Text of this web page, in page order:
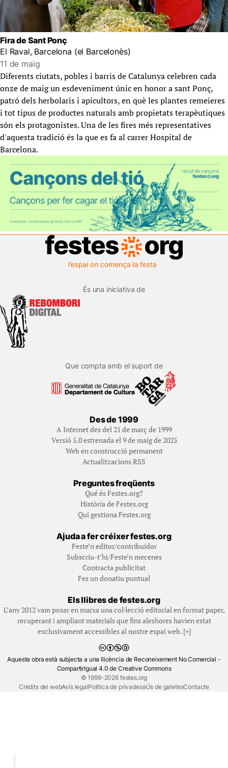
Fira de Sant Ponç
El Raval, Barcelona (el Barcelonès)
11 de maig
Diferents ciutats, pobles i barris de Catalunya celebren cada
onze de maig un esdeveniment únic en honor a sant Ponç,
patró dels herbolaris i apicultors, en què les plantes remeieres
i tot tipus de productes naturals amb propietats terapèutiques
són els protagonistes. Una de les fires més representatives
d'aquesta tradició és la que es fa al carrer Hospital de
Barcelona.
És una iniciativa de
Que compta amb el suport de
Des de 1999
A Internet des del 21 de març de 1999
Versió 5.0 estrenada el 9 de maig de 2025
Web en construcció permanent
Actualitzacions RSS
Preguntes freqüents
Qué és Festes.org?
Història de Festes.org
Qui gestiona Festes.org
Ajuda a fer créixer festes.org
Feste’n editor/contribuidor
Subscriu-t’hi/Feste’n mecenes
Contracta publicitat
Fes un donatiu puntual
Els llibres de festes.org
L’any 2012 vam posar en marxa una col·lecció editorial en format paper,
recuperant i ampliant materials que fins aleshores havien estat
exclusivament accessibles al nostre espai web. [+]
Aquesta obra està subjecta a una llicència de Reconeixement No Comercial -
CompartirIgual 4.0 de Creative Commons
© 1999-2026 festes.org
Crèdits del webAvís legalPolítica de privadesaÚs de galetesContacte